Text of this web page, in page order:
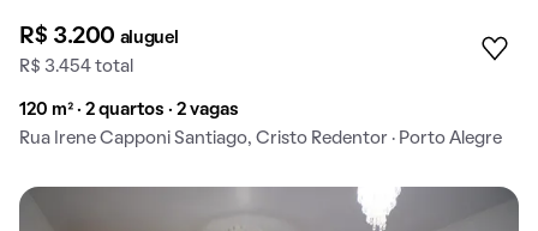
R$ 3.200 aluguel
R$ 3.454 total
120 m² · 2 quartos · 2 vagas
Rua Irene Capponi Santiago, Cristo Redentor · Porto Alegre